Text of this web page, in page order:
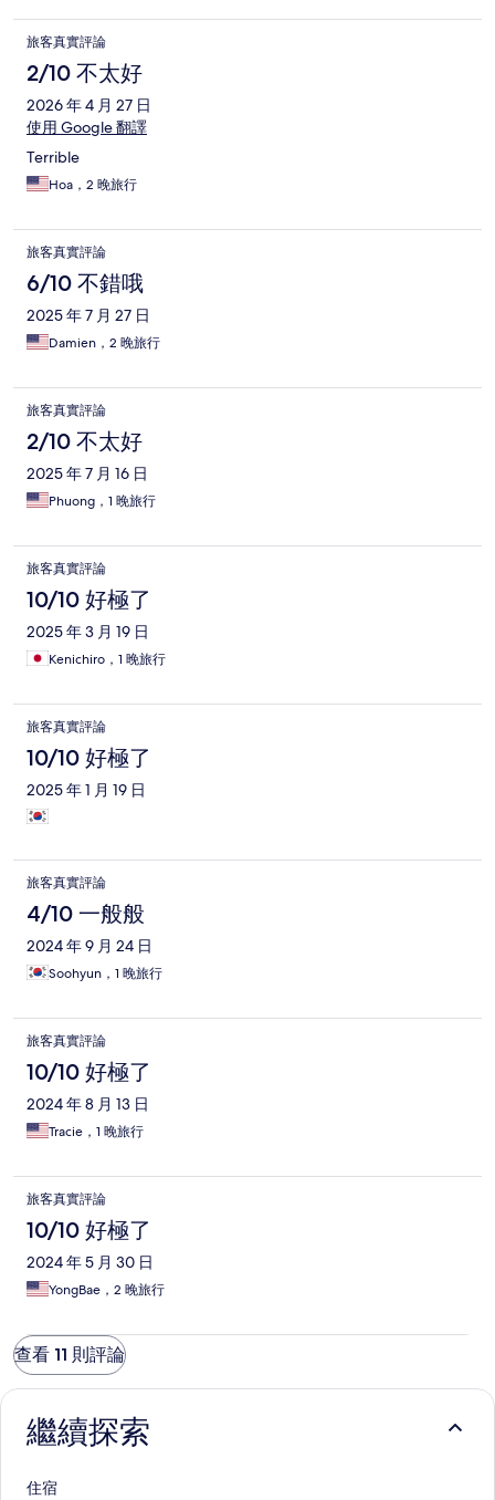
旅客真實評論
2/10 不太好
2026 年 4 月 27 日
使用 Google 翻譯
Terrible
Hoa，2 晚旅行
旅客真實評論
6/10 不錯哦
2025 年 7 月 27 日
Damien，2 晚旅行
旅客真實評論
2/10 不太好
2025 年 7 月 16 日
Phuong，1 晚旅行
旅客真實評論
10/10 好極了
2025 年 3 月 19 日
Kenichiro，1 晚旅行
旅客真實評論
10/10 好極了
2025 年 1 月 19 日
旅客真實評論
4/10 一般般
2024 年 9 月 24 日
Soohyun，1 晚旅行
旅客真實評論
10/10 好極了
2024 年 8 月 13 日
Tracie，1 晚旅行
旅客真實評論
10/10 好極了
2024 年 5 月 30 日
YongBae，2 晚旅行
查看 11 則評論
繼續探索
住宿